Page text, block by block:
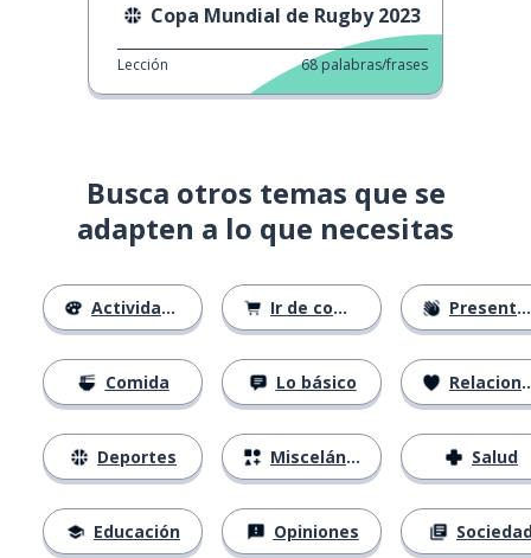
Copa Mundial de Rugby 2023
Lección 68 palabras/frases
Busca otros temas que se
adapten a lo que necesitas
Actividades
Comida
Deportes
Educación
Ir de compras
Lo básico
Misceláneo
Opiniones
Presentándose
Relaciones
Salud